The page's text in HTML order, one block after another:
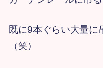
既に9本ぐらい大量に
（笑）